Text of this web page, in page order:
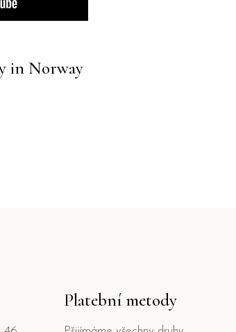
in Norway
Platební metody